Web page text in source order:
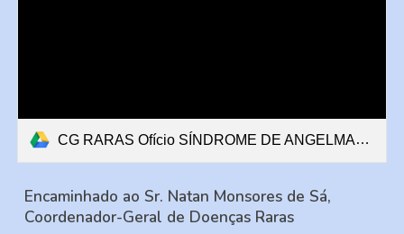
CG RARAS Ofício SÍNDROME DE ANGELMAN VIGABATRINA (2).pdf
Encaminhado ao Sr. Natan Monsores de Sá,
Coordenador-Geral de Doenças Raras